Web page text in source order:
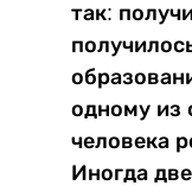
так:
одному из
человека
Иногда